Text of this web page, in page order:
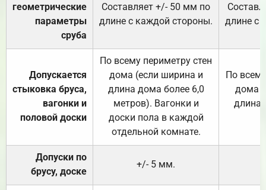
геометрические
параметры
сруба
Составляет +/- 50 мм по
длине с каждой стороны.
длине с
Допускается
стыковка бруса,
вагонки и
половой доски
По всему периметру стен
дома (если ширина и
длина дома более 6,0
метров). Вагонки и
доски пола в каждой
отдельной комнате.
По
дома
длина
Допуски по
брусу, доске
+/- 5 мм.